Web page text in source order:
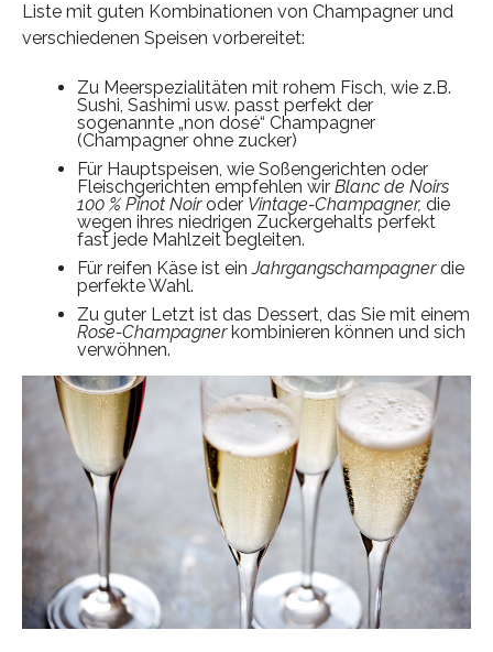
Liste mit guten Kombinationen von Champagner und
verschiedenen Speisen vorbereitet:
Zu Meerspezialitäten mit rohem Fisch, wie z.B.
Sushi, Sashimi usw. passt perfekt der
sogenannte „non dosé“ Champagner
(Champagner ohne zucker)
Für Hauptspeisen, wie Soßengerichten oder
Fleischgerichten empfehlen wir Blanc de Noirs
100 % Pinot Noiroder Vintage-Champagner, die
wegen ihres niedrigen Zuckergehalts perfekt
fast jede Mahlzeit begleiten.
Für reifen Käse ist einJahrgangschampagnerdie
perfekte Wahl.
Zu guter Letzt ist das Dessert, das Sie mit einem
Rose-Champagnerkombinieren können und sich
verwöhnen.